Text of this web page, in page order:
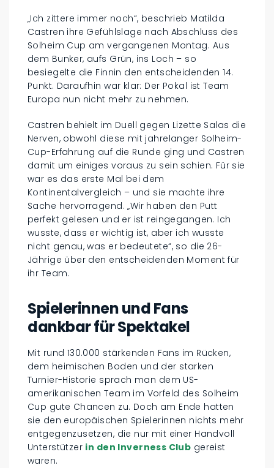
„Ich zittere immer noch“, beschrieb Matilda
Castren ihre Gefühlslage nach Abschluss des
Solheim Cup am vergangenen Montag. Aus
dem Bunker, aufs Grün, ins Loch – so
besiegelte die Finnin den entscheidenden 14.
Punkt. Daraufhin war klar: Der Pokal ist Team
Europa nun nicht mehr zu nehmen.
Castren behielt im Duell gegen Lizette Salas die
Nerven, obwohl diese mit jahrelanger Solheim-
Cup-Erfahrung auf die Runde ging und Castren
damit um einiges voraus zu sein schien. Für sie
war es das erste Mal bei dem
Kontinentalvergleich – und sie machte ihre
Sache hervorragend. „Wir haben den Putt
perfekt gelesen und er ist reingegangen. Ich
wusste, dass er wichtig ist, aber ich wusste
nicht genau, was er bedeutete“, so die 26-
Jährige über den entscheidenden Moment für
ihr Team.
Spielerinnen und Fans
dankbar für Spektakel
Mit rund 130.000 stärkenden Fans im Rücken,
dem heimischen Boden und der starken
Turnier-Historie sprach man dem US-
amerikanischen Team im Vorfeld des Solheim
Cup gute Chancen zu. Doch am Ende hatten
sie den europäischen Spielerinnen nichts mehr
entgegenzusetzen, die nur mit einer Handvoll
Unterstützer in den Inverness Club gereist
waren.